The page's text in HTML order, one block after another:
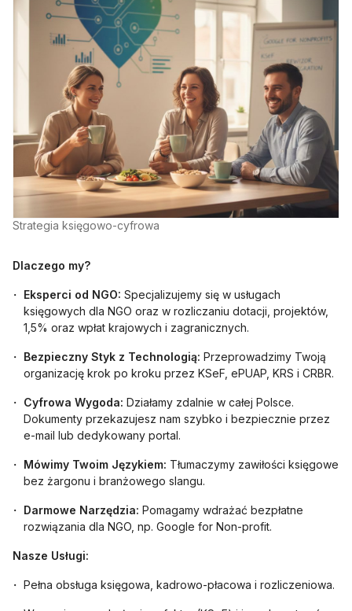
Strategia księgowo-cyfrowa
Dlaczego my?
Eksperci od NGO: Specjalizujemy się w usługach
księgowych dla NGO oraz w rozliczaniu dotacji, projektów,
1,5% oraz wpłat krajowych i zagranicznych.
Bezpieczny Styk z Technologią: Przeprowadzimy Twoją
organizację krok po kroku przez KSeF, ePUAP, KRS i CRBR.
Cyfrowa Wygoda: Działamy zdalnie w całej Polsce.
Dokumenty przekazujesz nam szybko i bezpiecznie przez
e-mail lub dedykowany portal.
Mówimy Twoim Językiem: Tłumaczymy zawiłości księgowe
bez żargonu i branżowego slangu.
Darmowe Narzędzia: Pomagamy wdrażać bezpłatne
rozwiązania dla NGO, np. Google for Non-profit.
Nasze Usługi:
Pełna obsługa księgowa, kadrowo-płacowa i rozliczeniowa.